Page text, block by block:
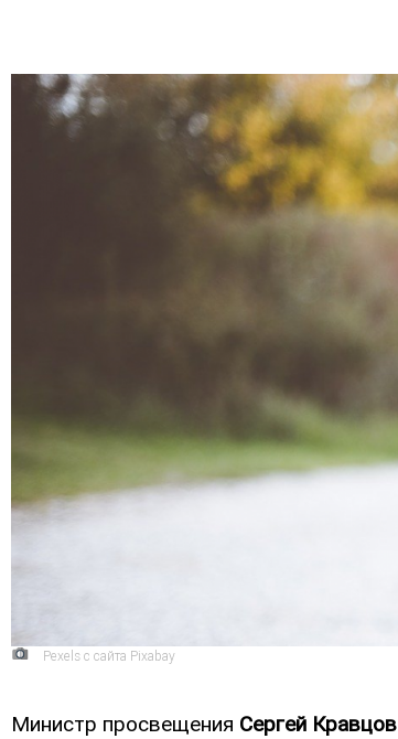
Pexels с сайта Pixabay
Министр просвещения Сергей Кравцов